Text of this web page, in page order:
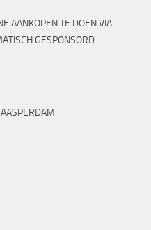
AANKOPEN TE DOEN VIA
GESPONSORD